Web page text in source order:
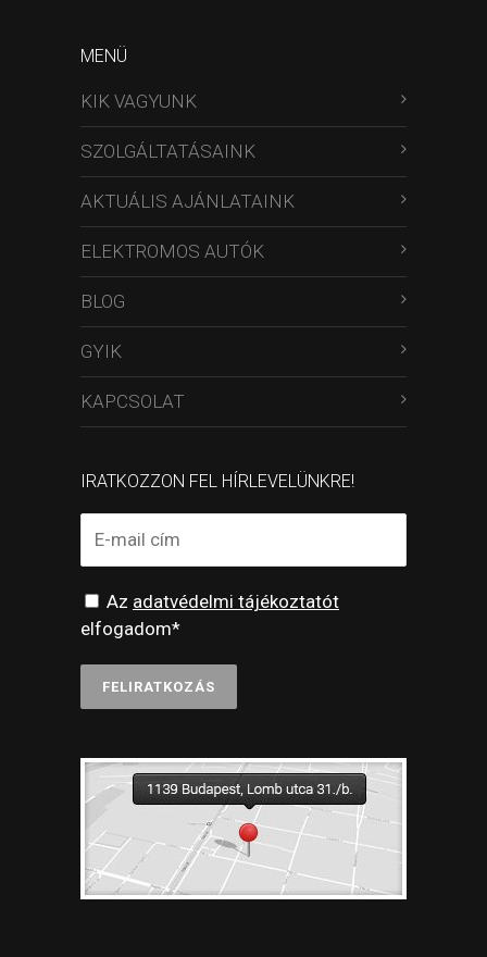
MENÜ
KIK VAGYUNK
SZOLGÁLTATÁSAINK
AKTUÁLIS AJÁNLATAINK
ELEKTROMOS AUTÓK
BLOG
GYIK
KAPCSOLAT
IRATKOZZON FEL HÍRLEVELÜNKRE!
Az adatvédelmi tájékoztatót
elfogadom*